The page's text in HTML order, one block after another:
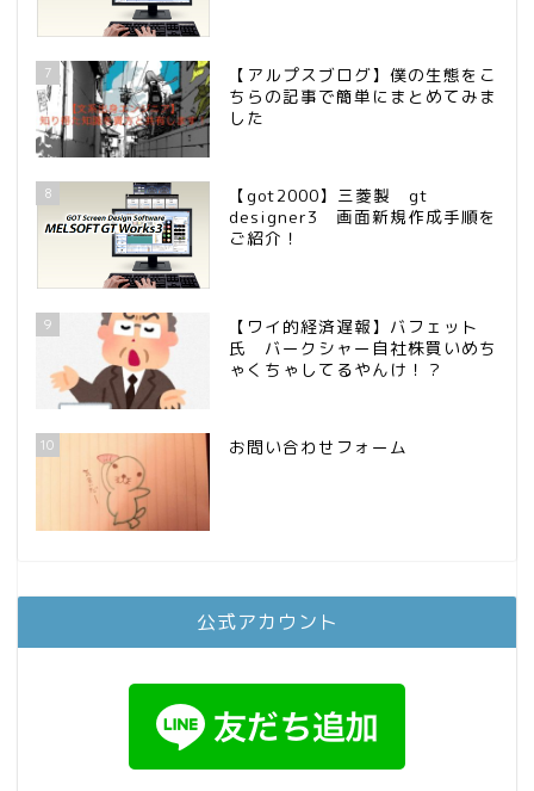
7
【アルプスブログ】僕の生態をこ
ちらの記事で簡単にまとめてみま
した
8
【got2000】三菱製 gt
designer3 画面新規作成手順を
ご紹介！
9
【ワイ的経済遅報】バフェット
氏 バークシャー自社株買いめち
ゃくちゃしてるやんけ！？
10 お問い合わせフォーム
公式アカウント